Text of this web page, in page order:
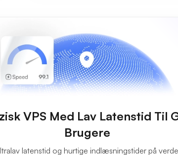
VPS Med Lav Latenstid Til
Brugere
latenstid og hurtige indlæsningstider på